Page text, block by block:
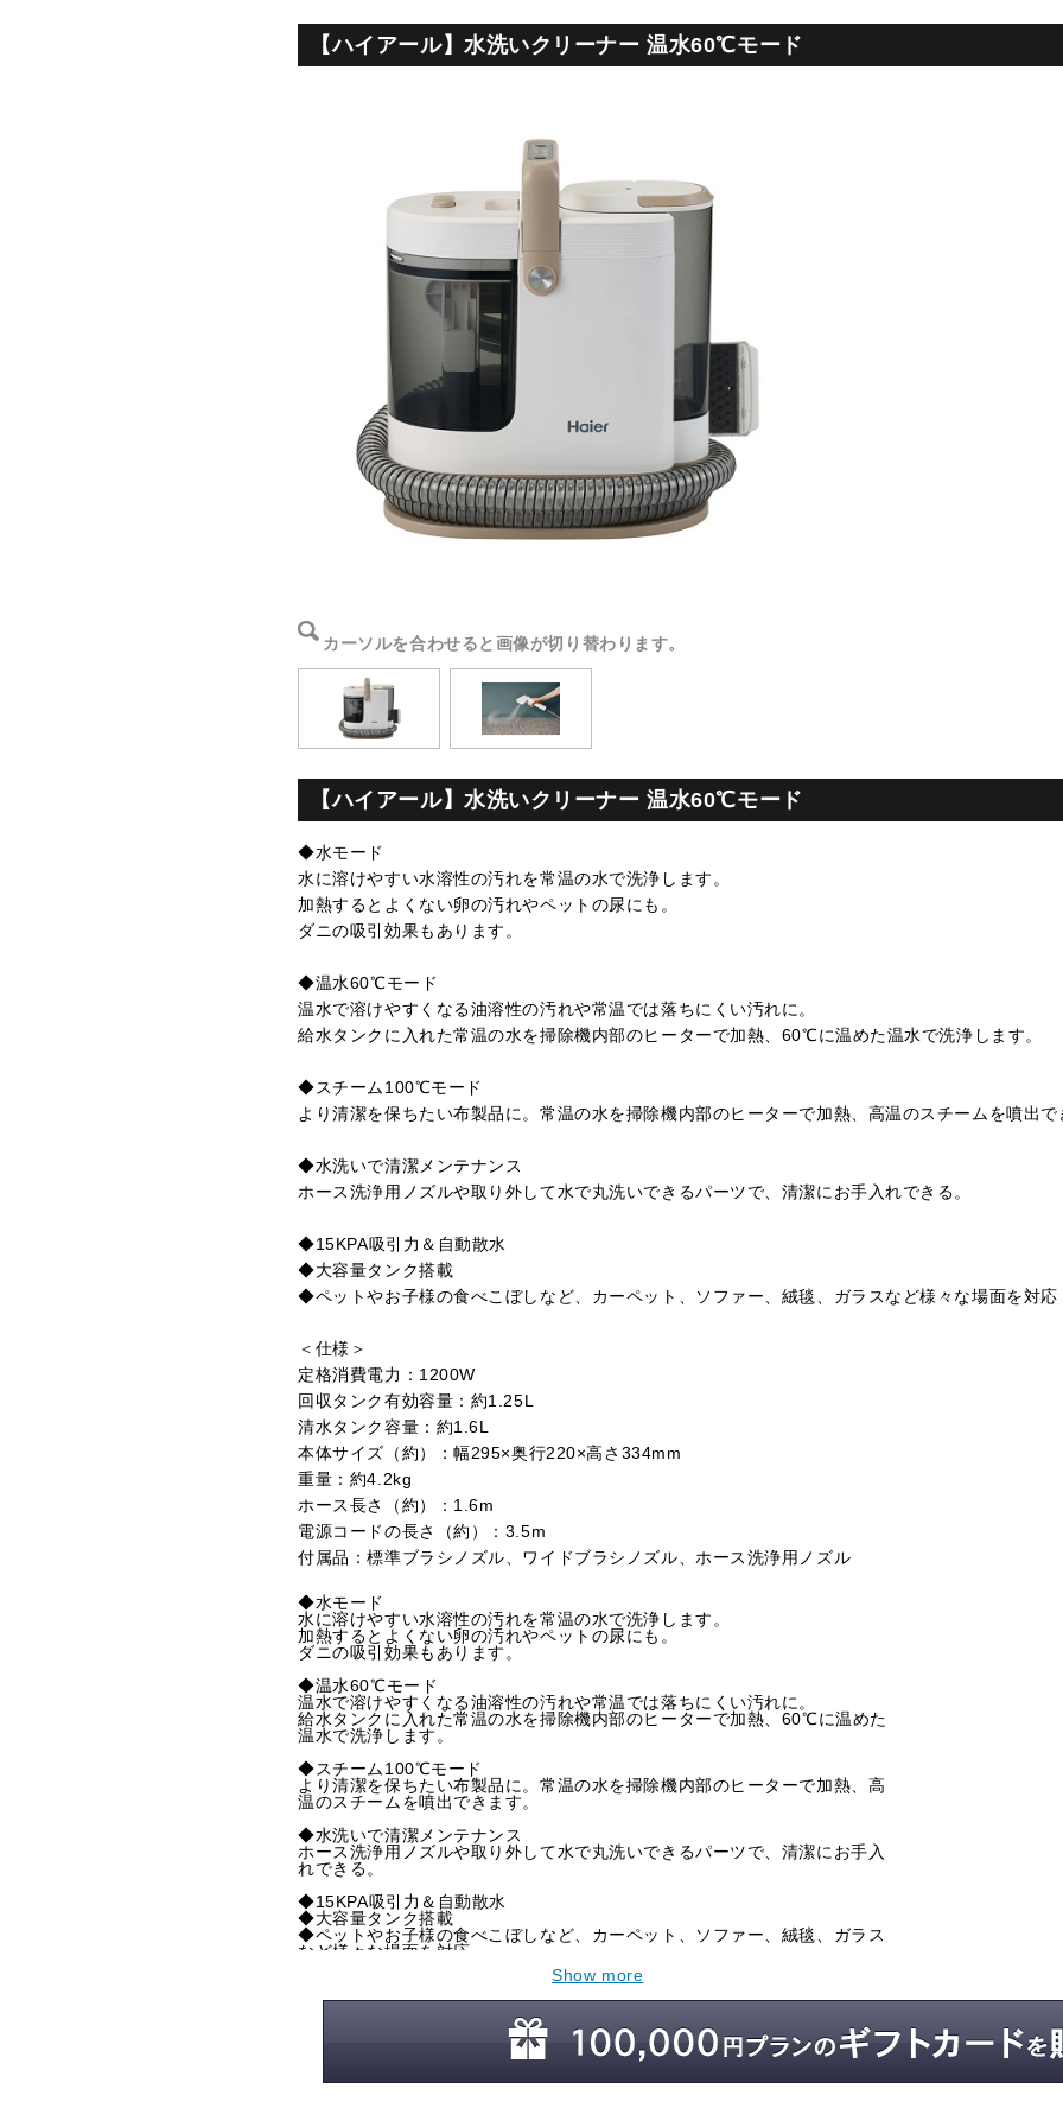
【ハイアール】水洗いクリーナー 温水60℃モード
カーソルを合わせると画像が切り替わります。
【ハイアール】水洗いクリーナー 温水60℃モード
◆水モード
水に溶けやすい水溶性の汚れを常温の水で洗浄します。
加熱するとよくない卵の汚れやペットの尿にも。
ダニの吸引効果もあります。
◆温水60℃モード
温水で溶けやすくなる油溶性の汚れや常温では落ちにくい汚れに。
給水タンクに入れた常温の水を掃除機内部のヒーターで加熱、60℃に温めた温水で洗浄します。
◆スチーム100℃モード
より清潔を保ちたい布製品に。常温の水を掃除機内部のヒーターで加熱、高温のスチームを噴出で
◆水洗いで清潔メンテナンス
ホース洗浄用ノズルや取り外して水で丸洗いできるパーツで、清潔にお手入れできる。
◆15KPA吸引力＆自動散水
◆大容量タンク搭載
◆ペットやお子様の食べこぼしなど、カーペット、ソファー、絨毯、ガラスなど様々な場面を対応
＜仕様＞
定格消費電力：1200W
回収タンク有効容量：約1.25L
清水タンク容量：約1.6L
本体サイズ（約）：幅295×奥行220×高さ334mm
重量：約4.2kg
ホース長さ（約）：1.6m
電源コードの長さ（約）：3.5m
付属品：標準ブラシノズル、ワイドブラシノズル、ホース洗浄用ノズル
◆水モード
水に溶けやすい水溶性の汚れを常温の水で洗浄します。
加熱するとよくない卵の汚れやペットの尿にも。
ダニの吸引効果もあります。
◆温水60℃モード
温水で溶けやすくなる油溶性の汚れや常温では落ちにくい汚れに。
給水タンクに入れた常温の水を掃除機内部のヒーターで加熱、60℃に温めた
温水で洗浄します。
◆スチーム100℃モード
より清潔を保ちたい布製品に。常温の水を掃除機内部のヒーターで加熱、高
温のスチームを噴出できます。
◆水洗いで清潔メンテナンス
ホース洗浄用ノズルや取り外して水で丸洗いできるパーツで、清潔にお手入
れできる。
◆15KPA吸引力＆自動散水
◆大容量タンク搭載
◆ペットやお子様の食べこぼしなど、カーペット、ソファー、絨毯、ガラス
など様々な場面を対応
定格消費電力：1200W
回収タンク有効容量：約1.25L
本体サイズ（約）：幅295×奥行220×高さ334mm
ホース長さ（約）：1.6m
Show more